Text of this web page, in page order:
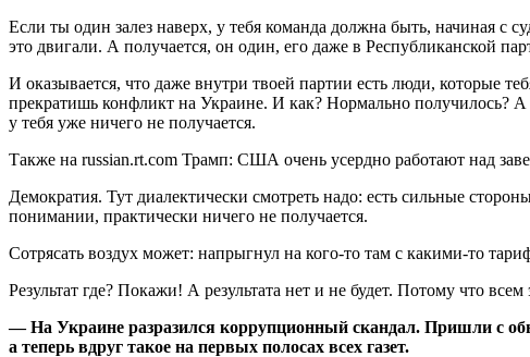
Если ты один залез наверх, у тебя команда должна быть, начиная с
это двигали. А получается, он один, его даже в Республиканской
И оказывается, что даже внутри твоей партии есть люди, которые
прекратишь конфликт на Украине. И как? Нормально получилось? А
у тебя уже ничего не получается.
Также на russian.rt.com Трамп: США очень усердно работают над
Демократия. Тут диалектически смотреть надо: есть сильные
понимании, практически ничего не получается.
Сотрясать воздух может: напрыгнул на кого-то там с какими-то
Результат где? Покажи! А результата нет и не будет. Потому что
— На Украине разразился коррупционный скандал. Пришли с
а теперь вдруг такое на первых полосах всех газет.